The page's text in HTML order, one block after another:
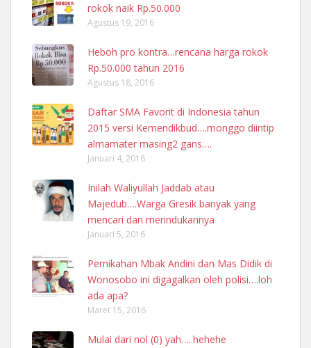
rokok naik Rp.50.000
Agustus 19, 2016
Heboh pro kontra…rencana harga rokok
Rp.50.000 tahun 2016
Agustus 18, 2016
Daftar SMA Favorit di Indonesia tahun
2015 versi Kemendikbud….monggo diintip
almamater masing2 gans….
Januari 4, 2016
Inilah Waliyullah Jaddab atau
Majedub….Warga Gresik banyak yang
mencari dan merindukannya
Januari 5, 2016
Pernikahan Mbak Andini dan Mas Didik di
Wonosobo ini digagalkan oleh polisi….loh
ada apa?
Maret 15, 2016
Mulai dari nol (0) yah…..hehehe